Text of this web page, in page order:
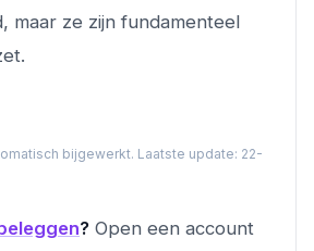
maar ze zijn fundamenteel
bijgewerkt. Laatste update: 22-
? Open een account